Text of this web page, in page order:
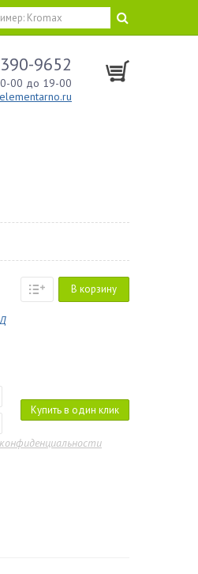
9652
00 до 19-00
В корзину
Купить в один клик